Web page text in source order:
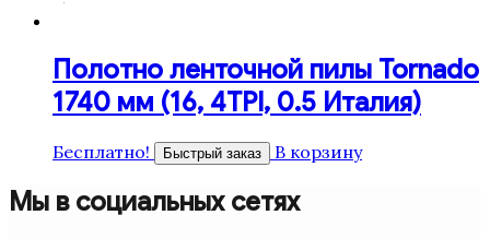
Полотно ленточной пилы Tornado
1740 мм (16, 4TPI, 0.5 Италия)
Бесплатно! Быстрый заказ В корзину
Мы в социальных сетях